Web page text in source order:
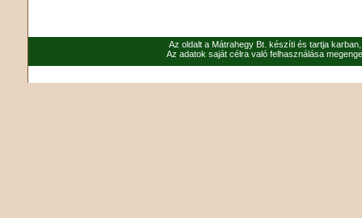
Az oldalt a Mátrahegy Bt. készíti és tartja
Az adatok saját célra való felhasználása